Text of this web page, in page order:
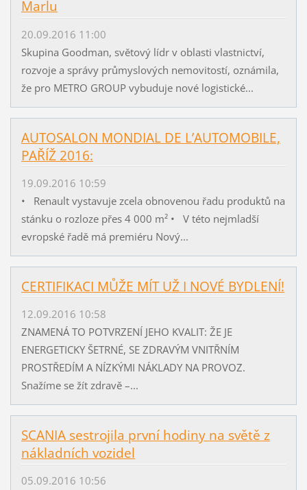
Marlu
20.09.2016 11:00
Skupina Goodman, světový lídr v oblasti vlastnictví,
rozvoje a správy průmyslových nemovitostí, oznámila,
že pro METRO GROUP vybuduje nové logistické...
AUTOSALON MONDIAL DE L’AUTOMOBILE,
PAŘÍŽ 2016:
19.09.2016 10:59
• Renault vystavuje zcela obnovenou řadu produktů na
stánku o rozloze přes 4 000 m² • V této nejmladší
evropské řadě má premiéru Nový...
CERTIFIKACI MŮŽE MÍT UŽ I NOVÉ BYDLENÍ!
12.09.2016 10:58
ZNAMENÁ TO POTVRZENÍ JEHO KVALIT: ŽE JE
ENERGETICKY ŠETRNÉ, SE ZDRAVÝM VNITŘNÍM
PROSTŘEDÍM A NÍZKÝMI NÁKLADY NA PROVOZ.
Snažíme se žít zdravě –...
SCANIA sestrojila první hodiny na světě z
nákladních vozidel
05.09.2016 10:56